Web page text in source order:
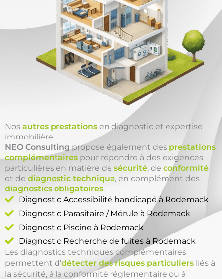
Nos autres prestations en diagnostic et expertise
immobilière
NEO Consultingpropose également des prestations
complémentaires pour répondre à des exigences
particulières en matière de sécurité, de conformité
et de diagnostic technique, en complément des
diagnostics obligatoires.
Diagnostic Accessibilité handicapé à Rodemack
Diagnostic Parasitaire / Mérule à Rodemack
Diagnostic Piscine à Rodemack
Diagnostic Recherche de fuites à Rodemack
Les diagnostics techniques complémentaires
permettent d’détecter des risques particuliers liés à
la sécurité, à la conformité réglementaire ou à